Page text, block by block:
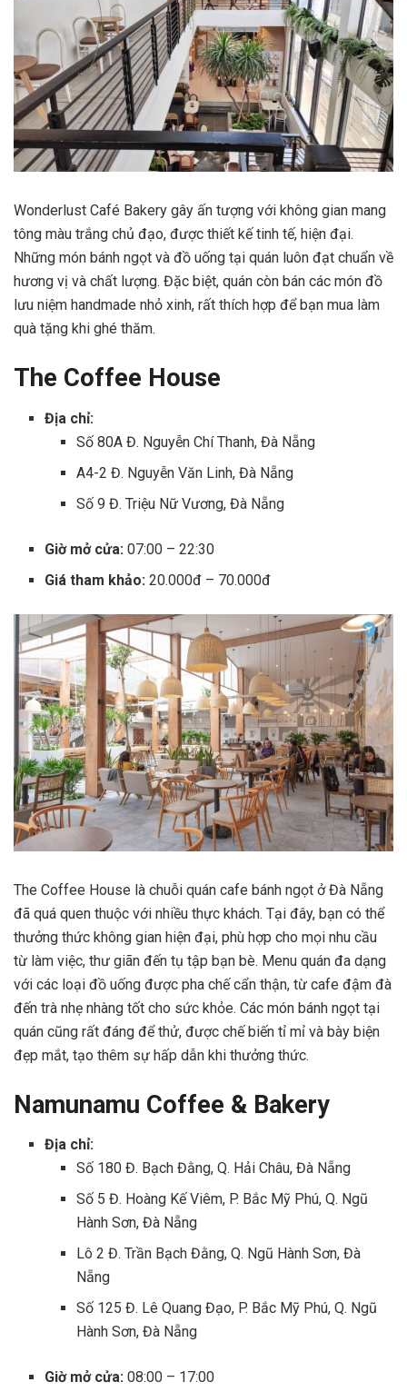
Wonderlust Café Bakery gây ấn tượng với không gian mang
tông màu trắng chủ đạo, được thiết kế tinh tế, hiện đại.
Những món bánh ngọt và đồ uống tại quán luôn đạt chuẩn về
hương vị và chất lượng. Đặc biệt, quán còn bán các món đồ
lưu niệm handmade nhỏ xinh, rất thích hợp để bạn mua làm
quà tặng khi ghé thăm.
The Coffee House
Địa chỉ:
Số 80A Đ. Nguyễn Chí Thanh, Đà Nẵng
A4-2 Đ. Nguyễn Văn Linh, Đà Nẵng
Số 9 Đ. Triệu Nữ Vương, Đà Nẵng
Giờ mở cửa: 07:00 – 22:30
Giá tham khảo: 20.000đ – 70.000đ
The Coffee House là chuỗi quán cafe bánh ngọt ở Đà Nẵng
đã quá quen thuộc với nhiều thực khách. Tại đây, bạn có thể
thưởng thức không gian hiện đại, phù hợp cho mọi nhu cầu
từ làm việc, thư giãn đến tụ tập bạn bè. Menu quán đa dạng
với các loại đồ uống được pha chế cẩn thận, từ cafe đậm đà
đến trà nhẹ nhàng tốt cho sức khỏe. Các món bánh ngọt tại
quán cũng rất đáng để thử, được chế biến tỉ mỉ và bày biện
đẹp mắt, tạo thêm sự hấp dẫn khi thưởng thức.
Namunamu Coffee & Bakery
Địa chỉ:
Số 180 Đ. Bạch Đằng, Q. Hải Châu, Đà Nẵng
Số 5 Đ. Hoàng Kế Viêm, P. Bắc Mỹ Phú, Q. Ngũ
Hành Sơn, Đà Nẵng
Lô 2 Đ. Trần Bạch Đằng, Q. Ngũ Hành Sơn, Đà
Nẵng
Số 125 Đ. Lê Quang Đạo, P. Bắc Mỹ Phú, Q. Ngũ
Hành Sơn, Đà Nẵng
Giờ mở cửa: 08:00 – 17:00